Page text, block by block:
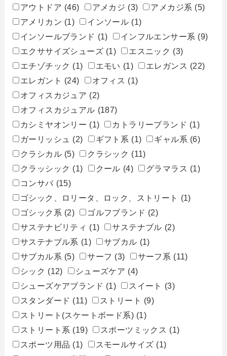
アウトドア (46) アメカジ (3) アメカジ系 (5)
アメリカン (1) インソール (1)
インソールブランド (1) インフルエンサー系 (9)
エクササイズシューズ (1) エスニック (3)
エチゾチック (1) エモい (1) エレガンス (22)
エレガント (24) オフィス (1)
オフィスカジュア (2)
オフィスカジュアル (187)
カシミヤオンリー (1) カトラリーブランド (1)
ガーリッシュ
(2) ギフト系 (1) ギャル系 (6)
クラシカル (5) クラシック (11)
クラッシック (1) クール (4) グラマラス (1)
コンサバ (15)
ゴシック、ロリータ、ロック、ストリート
(1)
ゴシック系 (2) ゴルフブランド (2)
サステナビリティ (1) サステナブル (2)
サステナブル系 (1) サブカル (1)
サブカル系 (5) サーフ (3) サーフ系 (11)
シック (12) シューズケア (4)
シューズケアブランド (1) スイート
(3)
スタンダード (11) ストリート (9)
ストリート(スケートボード系) (1)
ストリート系 (19) スポーツミックス (1)
スポーツ用品 (1) スモールサイズ (1)